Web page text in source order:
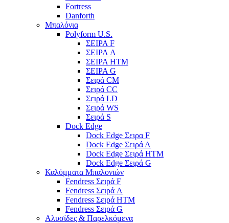
Fortress
Danforth
Μπαλόνια
Polyform U.S.
ΣΕΙΡΑ F
ΣΕΙΡΑ A
ΣΕΙΡΑ HTM
ΣΕΙΡΑ G
Σειρά CM
Σειρά CC
Σειρά LD
Σειρά WS
Σειρά S
Dock Edge
Dock Edge Σειρα F
Dock Edge Σειρά Α
Dock Edge Σειρά HTM
Dock Edge Σειρά G
Καλύμματα Μπαλονιών
Fendress Σειρά F
Fendress Σειρά A
Fendress Σειρά HTM
Fendress Σειρά G
Αλυσίδες & Παρελκόμενα